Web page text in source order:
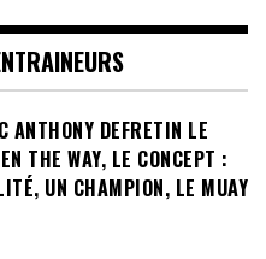
ANTHONY DEFRETIN LE
THE WAY, LE CONCEPT :
UN CHAMPION, LE MUAY